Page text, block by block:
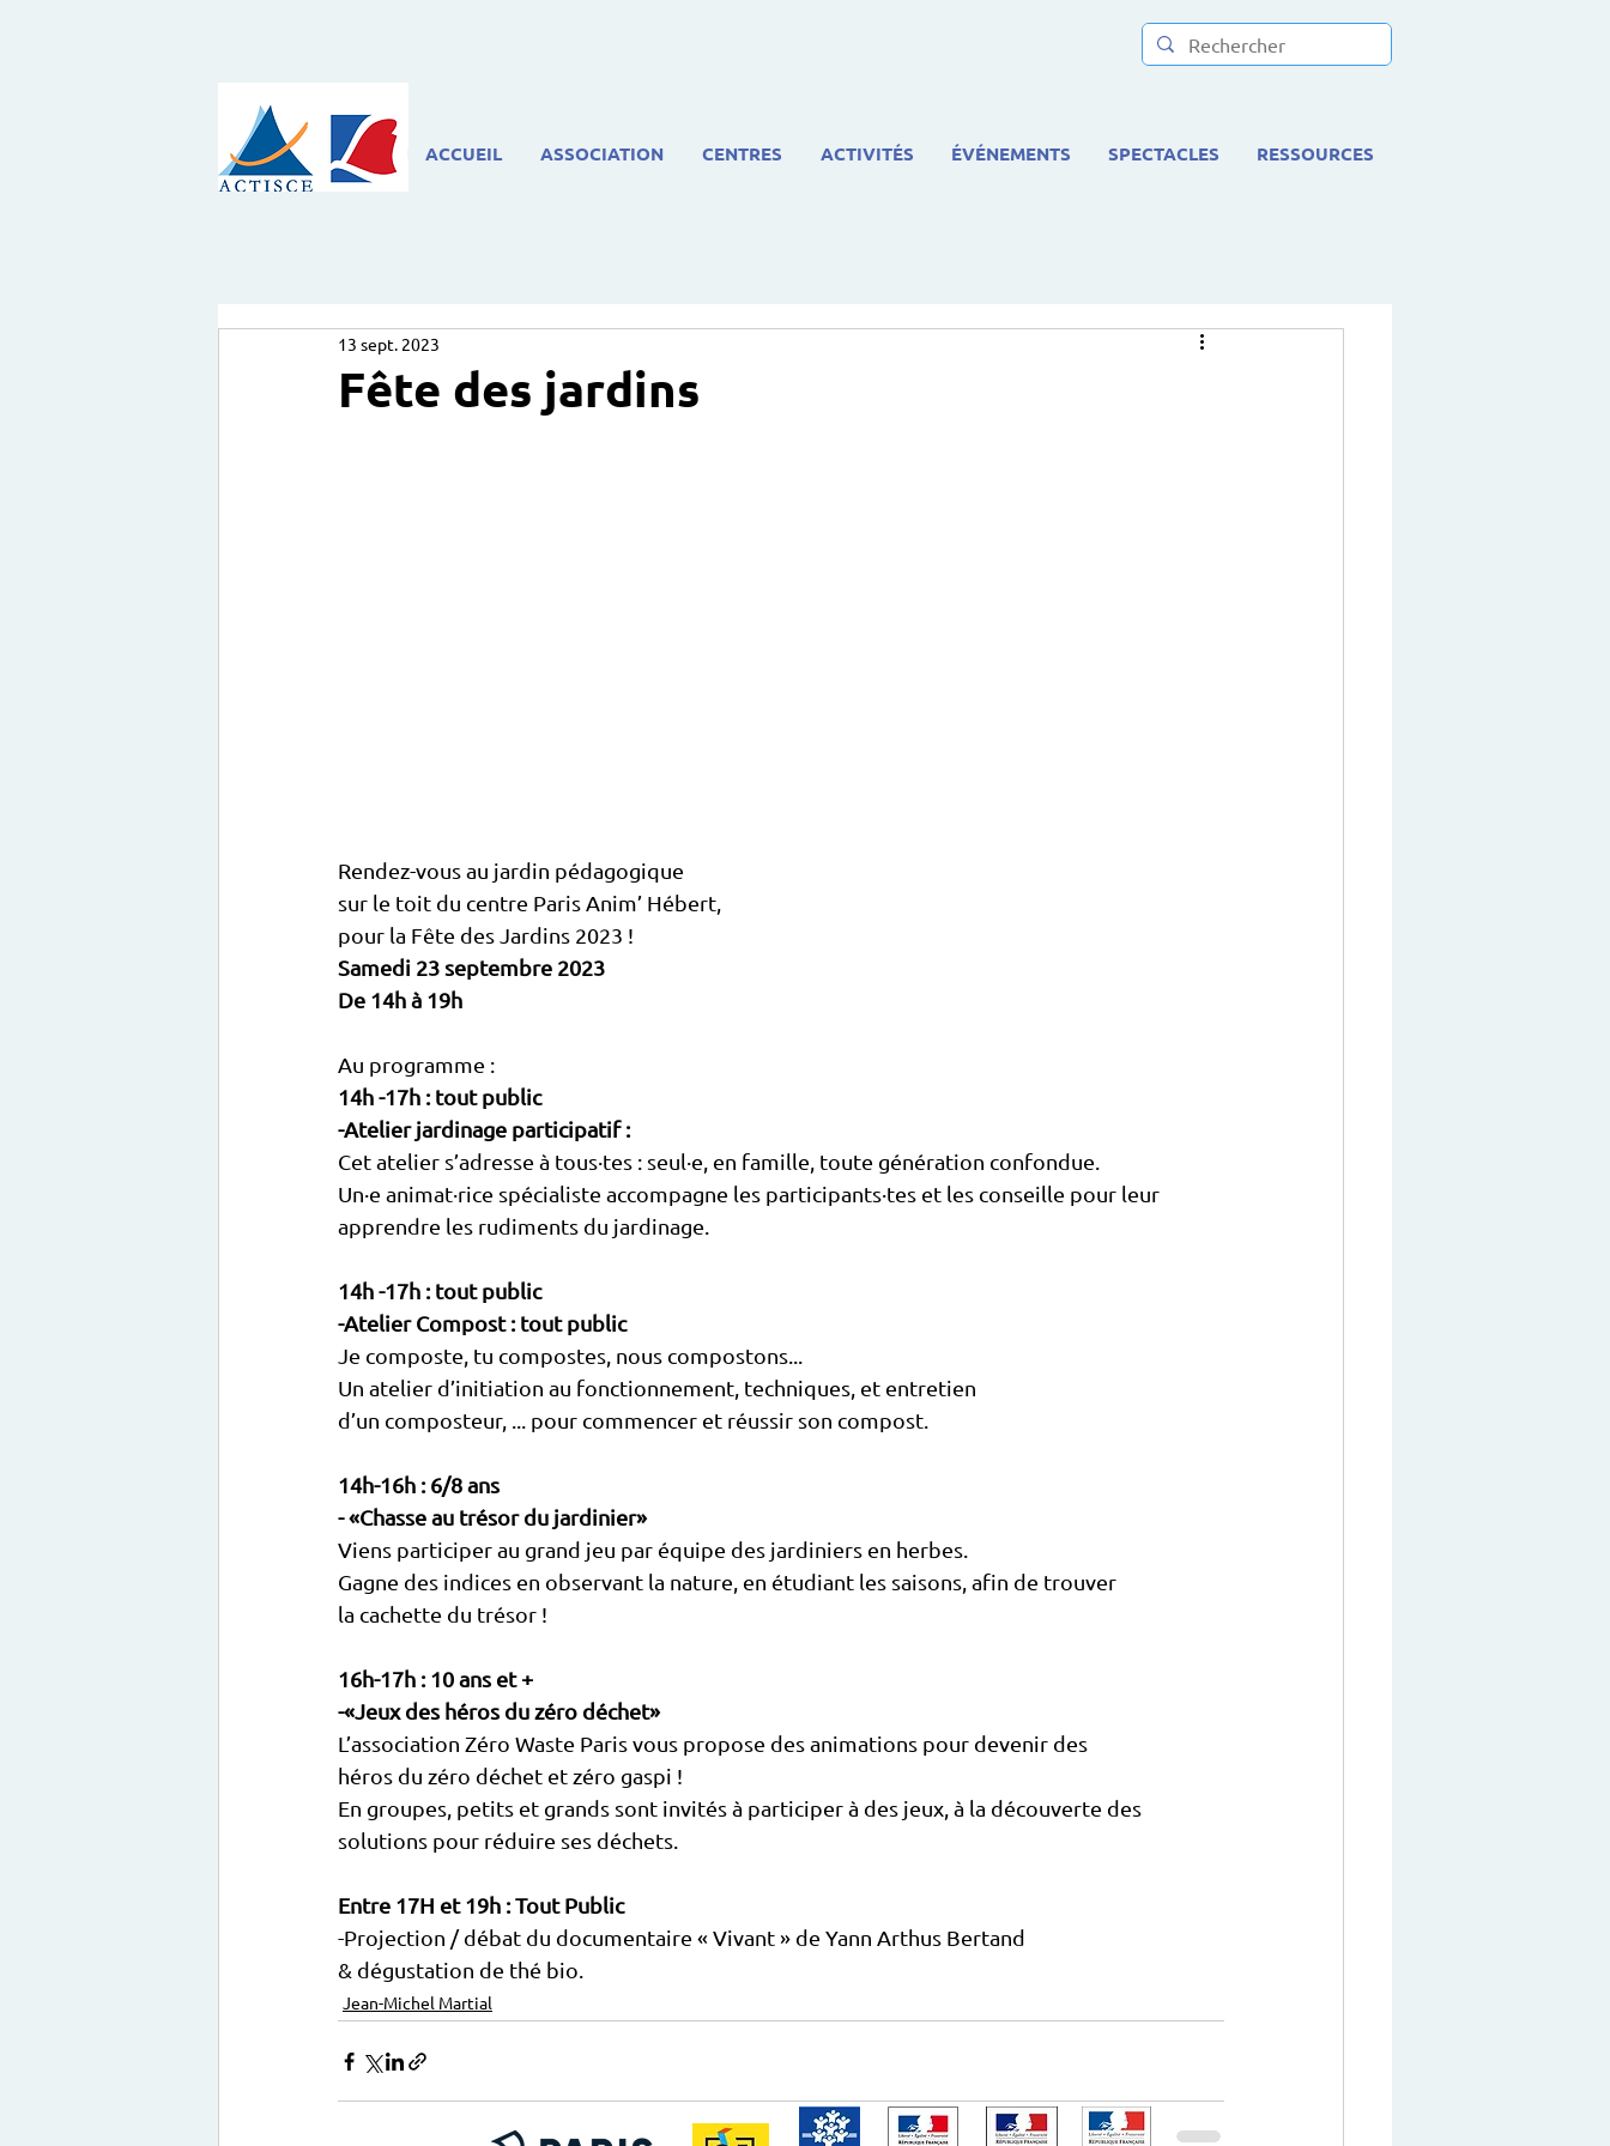
ACCUEIL ASSOCIATION CENTRES ACTIVITÉS ÉVÉNEMENTS SPECTACLES RESSOURCES
Fête des jardins
13 sept. 2023
Rendez-vous au jardin pédagogique
sur le toit du centre Paris Anim’ Hébert,
pour la Fête des Jardins 2023 !
Samedi 23 septembre 2023
De 14h à 19h
Au programme :
14h -17h : tout public
-Atelier jardinage participatif :
Cet atelier s’adresse à tous·tes : seul·e, en famille, toute génération confondue.
Un·e animat·rice spécialiste accompagne les participants·tes et les conseille pour leur
apprendre les rudiments du jardinage.
14h -17h : tout public
-Atelier Compost : tout public
Je composte, tu compostes, nous compostons...
Un atelier d’initiation au fonctionnement, techniques, et entretien
d’un composteur, ... pour commencer et réussir son compost.
14h-16h : 6/8 ans
- «Chasse au trésor du jardinier»
Viens participer au grand jeu par équipe des jardiniers en herbes.
Gagne des indices en observant la nature, en étudiant les saisons, afin de trouver
la cachette du trésor !
16h-17h : 10 ans et +
-«Jeux des héros du zéro déchet»
L’association Zéro Waste Paris vous propose des animations pour devenir des
héros du zéro déchet et zéro gaspi !
En groupes, petits et grands sont invités à participer à des jeux, à la découverte des
solutions pour réduire ses déchets.
Entre 17H et 19h : Tout Public
-Projection / débat du documentaire « Vivant » de Yann Arthus Bertand
& dégustation de thé bio.
Jean-Michel Martial